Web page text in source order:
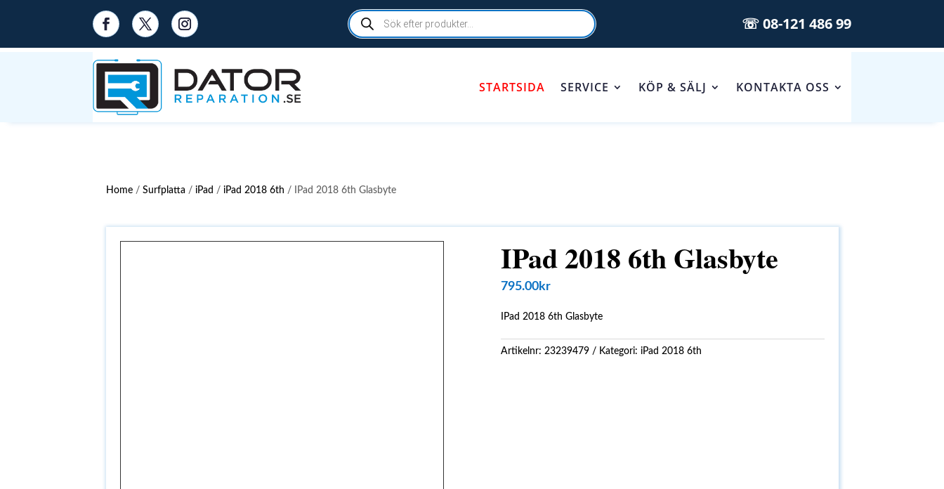
Products
search ☏ 08-121 486 99
STARTSIDA SERVICE KÖP & SÄLJ KONTAKTA OSS
Home /Surfplatta / iPad / iPad 2018 6th / IPad 2018 6th Glasbyte
IPad 2018 6th Glasbyte
795.00kr
IPad 2018 6th Glasbyte
Artikelnr: 23239479 Kategori: iPad 2018 6th